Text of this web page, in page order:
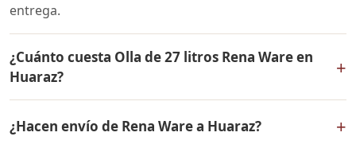
entrega.
¿Cuánto cuesta Olla de 27 litros Rena Ware en
Huaraz?
+
todo el Perú. Contáctame por WhatsApp para conocer
¿Hacen envío de Rena Ware a Huaraz? +